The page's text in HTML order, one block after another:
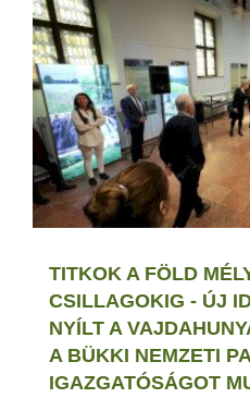
TITKOK A FÖLD
CSILLAGOKIG - ÚJ
NYÍLT A
A BÜKKI NEMZETI
IGAZGATÓSÁGOT